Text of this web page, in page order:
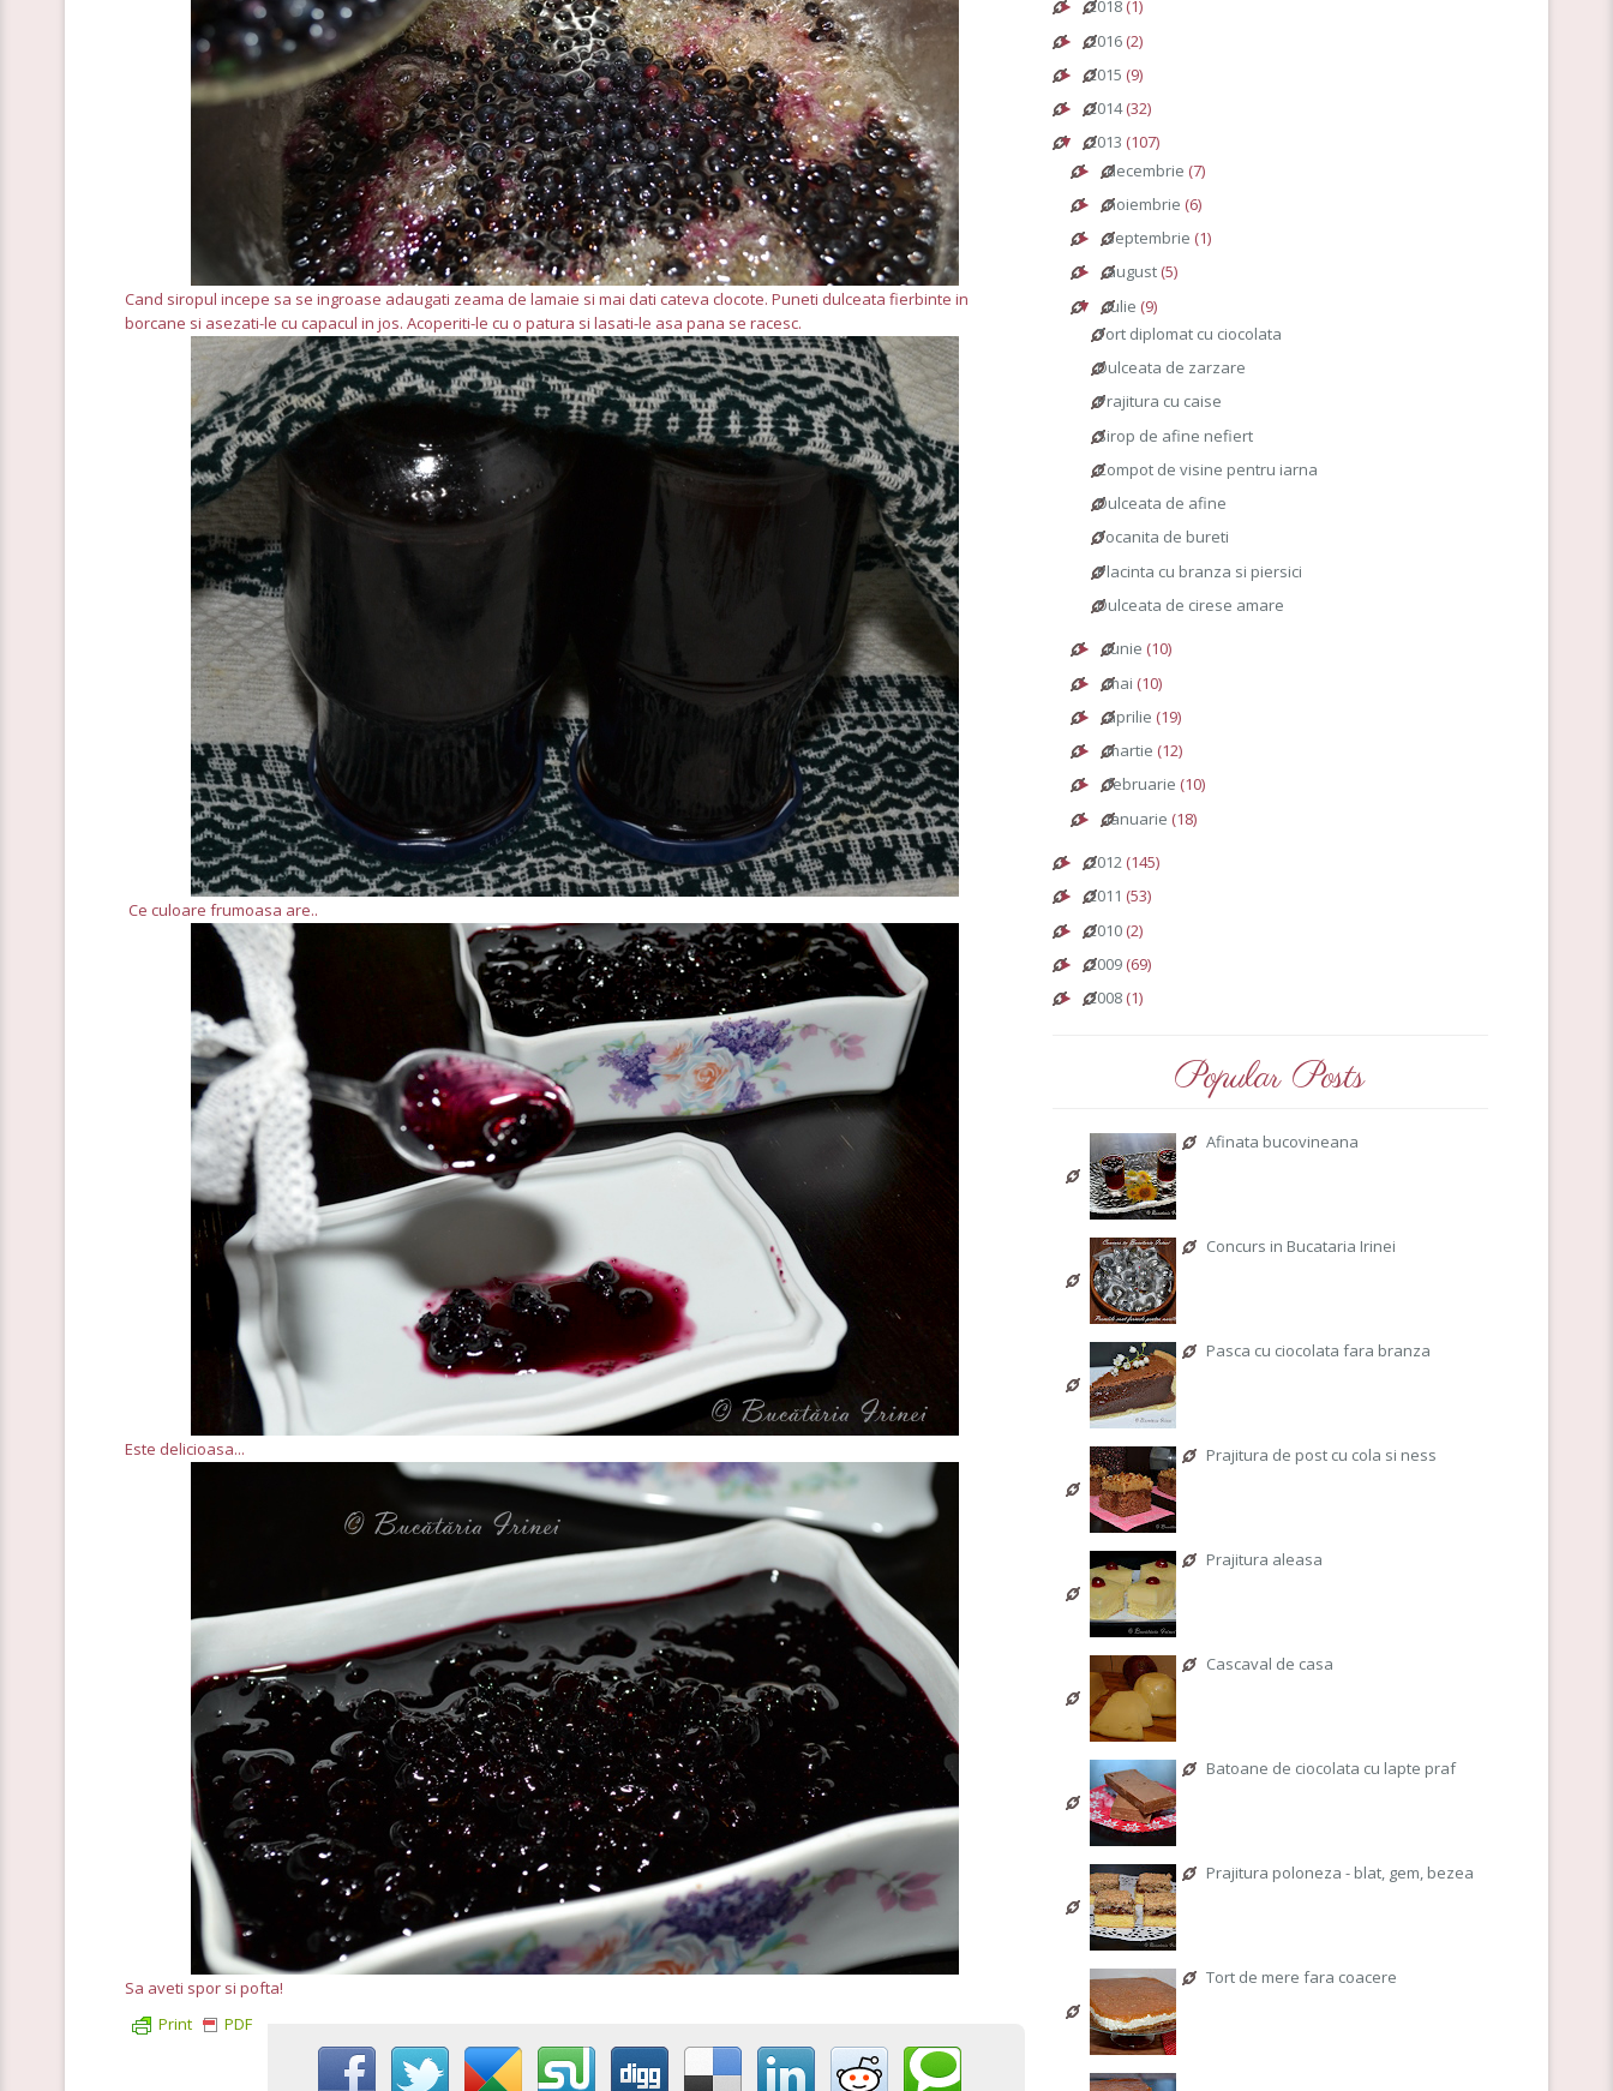
Cand siropul incepe sa se ingroase adaugati zeama de lamaie si mai dati cateva clocote. Puneti dulceata fierbinte in
borcane si asezati-le cu capacul in jos. Acoperiti-le cu o patura si lasati-le asa pana se racesc.
Ce culoare frumoasa are..
Este delicioasa...
Sa aveti spor si pofta!
Print
PDF
► 2018 (1)
► 2016 (2)
► 2015 (9)
► 2014 (32)
▼ 2013 (107)
► decembrie (7)
► noiembrie (6)
► septembrie (1)
► august (5)
▼ iulie (9)
Tort diplomat cu ciocolata
Dulceata de zarzare
Prajitura cu caise
Sirop de afine nefiert
Compot de visine pentru iarna
Dulceata de afine
Tocanita de bureti
Placinta cu branza si piersici
Dulceata de cirese amare
► iunie (10)
► mai (10)
► aprilie (19)
► martie (12)
► februarie (10)
► ianuarie (18)
► 2012 (145)
► 2011 (53)
► 2010 (2)
► 2009 (69)
► 2008 (1)
Popular Posts
Afinata bucovineana
Concurs in Bucataria Irinei
Pasca cu ciocolata fara branza
Prajitura de post cu cola si ness
Prajitura aleasa
Cascaval de casa
Batoane de ciocolata cu lapte praf
Prajitura poloneza - blat, gem, bezea
Tort de mere fara coacere